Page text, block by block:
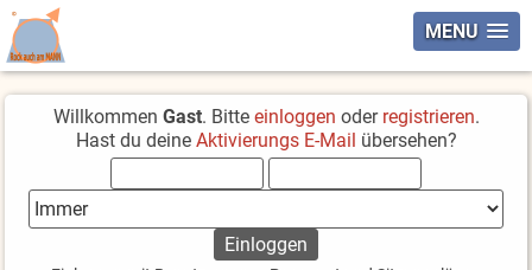
MENU
Willkommen Gast. Bitte einloggen oder registrieren.
Hast du deine Aktivierungs E-Mail übersehen?